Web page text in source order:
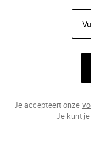
Je accepteert onze
Je kunt je